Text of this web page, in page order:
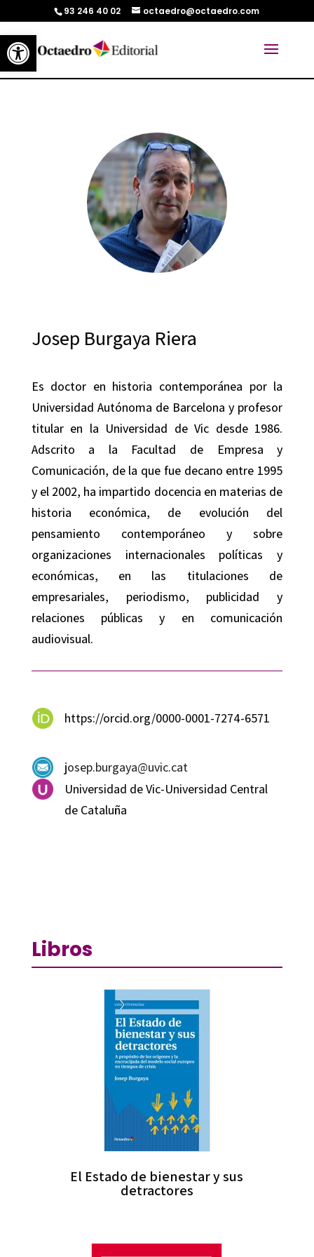
Abrir barra de herramientas
93 246 40 02 octaedro@octaedro.com
Josep Burgaya Riera
Es doctor en historia contemporánea por la
Universidad Autónoma de Barcelona y profesor
titular en la Universidad de Vic desde 1986.
Adscrito a la Facultad de Empresa y
Comunicación, de la que fue decano entre 1995
y el 2002, ha impartido docencia en materias de
historia económica, de evolución del
pensamiento contemporáneo y sobre
organizaciones internacionales políticas y
económicas, en las titulaciones de
empresariales, periodismo, publicidad y
relaciones públicas y en comunicación
audiovisual.
https://orcid.org/0000-0001-7274-6571
josep.burgaya@uvic.cat
Universidad de Vic-Universidad Central
de Cataluña
Libros
El Estado de bienestar y sus
detractores